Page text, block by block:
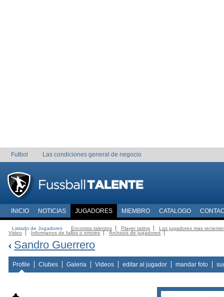
Futbol Las condiciones general de negocio
INICIO NOTICIAS JUGADORES MIEMBRO CATALOGO
Listado de Jugadores Encontra talentos Player rating
Los jugadores mas
Video
Informanos de fallos o errores Archivos de jugadores
Sandro Guerrero
Profile Clubes Galeria Videos editar al jugador mandar foto